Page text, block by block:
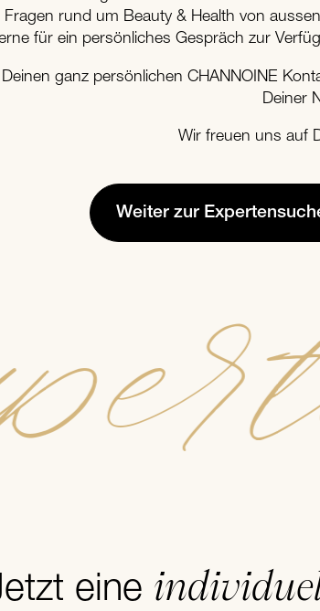
Fragen rund um Beauty & Health von
für ein persönliches Gespräch zur
Deinen ganz persönlichen CHANNOINE
Deiner
Wir freuen uns auf
Weiter zur
eine